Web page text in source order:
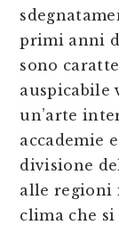
primi anni
sono
auspicabile
un’arte
accademie
divisione
alle regioni
clima che si